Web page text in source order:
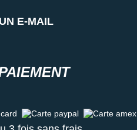
E-MAIL
Carte paypal Carte amex